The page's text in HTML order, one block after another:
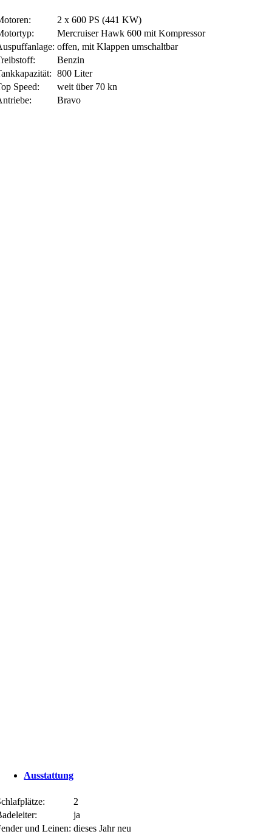
2 x 600 PS (441 KW)
Mercruiser Hawk 600 mit Kompressor
offen, mit Klappen umschaltbar
Benzin
800 Liter
Speed:
weit über 70 kn
Bravo
Ausstattung
2
ja
und Leinen: dieses Jahr neu